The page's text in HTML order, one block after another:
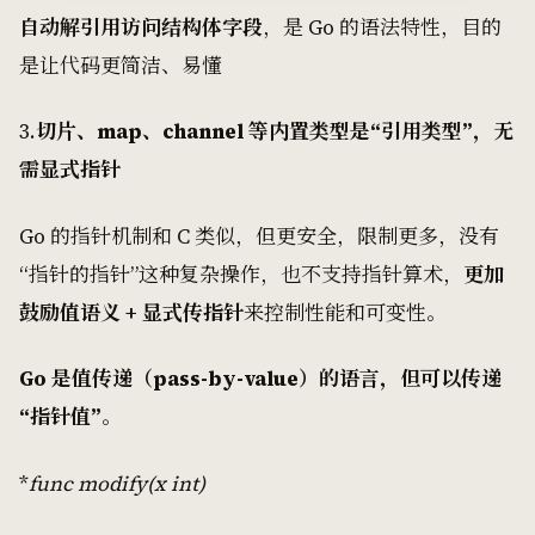
自动解引用访问结构体字段，是 Go 的语法特性，目的
是让代码更简洁、易懂
3.切片、map、channel 等内置类型是“引用类型”，无
需显式指针
Go 的指针机制和 C 类似，但更安全，限制更多，没有
“指针的指针”这种复杂操作，也不支持指针算术， 更加
鼓励值语义 + 显式传指针来控制性能和可变性。
Go 是值传递（pass-by-value）的语言，但可以传递
“指针值”。
*func modify(xint)